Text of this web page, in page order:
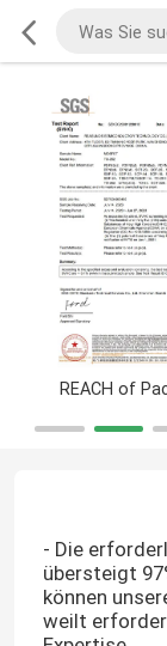
REACH of
- Die
übersteigt
können
weilt